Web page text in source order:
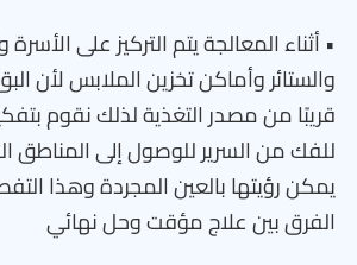
• أثناء المعالجة يتم التركيز على
والستائر وأماكن تخزين الملابس لأن
قريبًا من مصدر التغذية لذلك نقوم
للفك من السرير للوصول إلى المناطق
يمكن رؤيتها بالعين المجردة وهذا
الفرق بين علاج مؤقت وحل نهائي